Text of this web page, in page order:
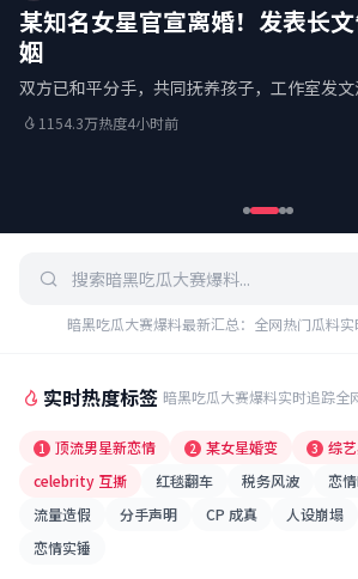
重磅！某一线男星疑似婚内出
光
据知情人爆料，两人已秘密交往超过半年，
1287.7万热度2小时前
某知名女星官宣离婚！发表长
姻
双方已和平分手，共同抚养孩子，工作室发
1154.3万热度4小时前
顶流偶像组合内部矛盾爆发，
合
节目录制现场争吵视频流出，粉丝站队引发
987.7万热度6小时前
某热播综艺被曝存在严重剪辑
原片素材泄露，实际剧情与播出内容大相径庭
876.5万热度8小时前
暗黑吃瓜大赛爆料最新汇总：全网热门瓜料
实时热度标签 暗黑吃瓜大赛爆料实时追踪全
1 顶流男星新恋情 2 某女星婚变 3 综
celebrity 互撕
红毯翻车 税务风波 恋
流量造假
分手声明 CP 成真 人设崩塌
恋情实锤